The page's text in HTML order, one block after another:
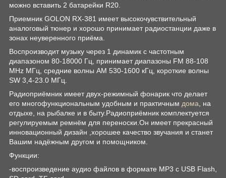
можно вставить 2 батарейки R20.
Приемник GOLON RX-381 имеет высокочувствительный
аналоговый тюнер и хорошо принимает радиостанции даже в
зонах неуверенного приёма.
Воспроизводит музыку через 1 динамик с частотным
диапазоном 80-18000 Гц, принимает диапазоны FM 88-108
MHz МГц, средние волны AM 530-1600 кГц, короткие волны
SW 3,4-23.0 МГц.
Радиоприёмник имеет двух-режимный фонарик что делает
его многофункциональным удобным и практичным дома , на
отдыхе, на рыбалке и в быту.Радиоприёмник комплектуется
регулируемым ремнём для переноски.Он имеет прекрасный
инновационный дизайн ,хорошее качество звучания и станет
Вашим надёжным другом и помощником.
Функции:
-воспроизведение аудио файлов в формате MP3 с USB Flash,